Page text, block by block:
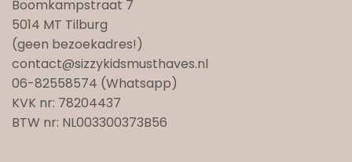
Boomkampstraat 7
5014 MT Tilburg
(geen bezoekadres!)
contact@sizzykidsmusthaves.nl
06-82558574 (Whatsapp)
KVK nr: 78204437
BTW nr: NL003300373B56